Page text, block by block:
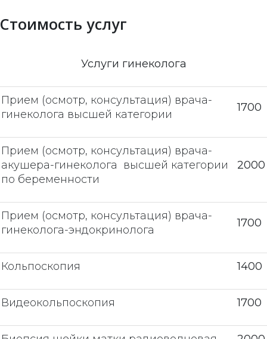
Стоимость услуг
Услуги гинеколога
Прием (осмотр, консультация) врача-
гинеколога высшей категории
1700
Прием (осмотр, консультация) врача-
акушера-гинеколога высшей категории
по беременности
2000
Прием (осмотр, консультация) врача-
гинеколога-эндокринолога
1700
Кольпоскопия 1400
Видеокольпоскопия 1700